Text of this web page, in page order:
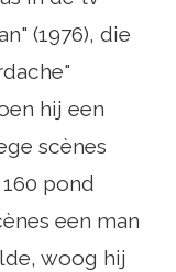
(1976), die
hij een
scènes
pond
een man
woog hij